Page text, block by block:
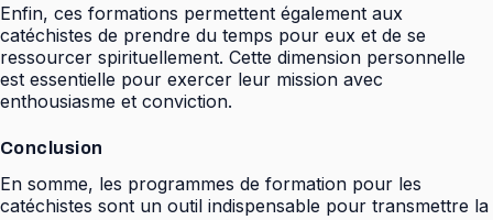
Enfin, ces formations permettent également aux
catéchistes de prendre du temps pour eux et de se
ressourcer spirituellement. Cette dimension personnelle
est essentielle pour exercer leur mission avec
enthousiasme et conviction.
Conclusion
En somme, les programmes de formation pour les
catéchistes sont un outil indispensable pour transmettre la